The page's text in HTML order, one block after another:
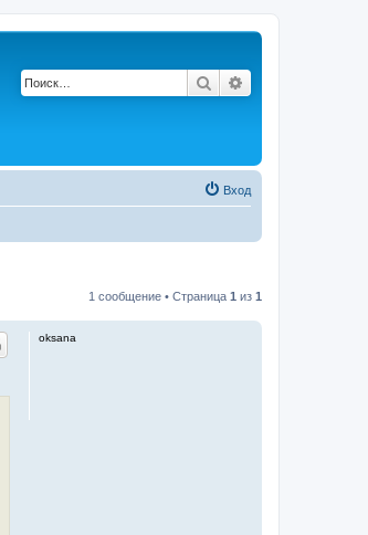
Поиск
Вход
1 сообщение • Страница 1 из 1
oksana